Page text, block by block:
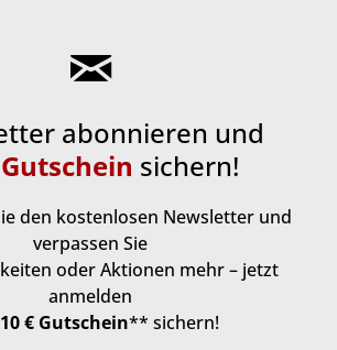
abonnieren und
sichern!
den kostenlosen Newsletter und
verpassen Sie
oder Aktionen mehr – jetzt
anmelden
10 € Gutschein** sichern!